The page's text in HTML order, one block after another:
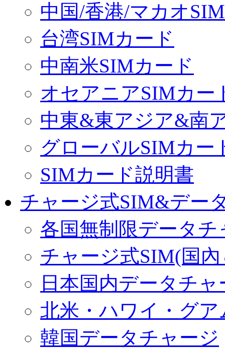
中国/香港/マカオ
台湾SIMカード
中南米SIMカード
オセアニアSIMカー
中東&東アジア&南
グローバルSIMカー
SIMカード説明書
チャージ式SIM&デー
各国無制限データチ
チャージ式SIM(国
日本国内データチャ
北米・ハワイ・グ
韓国データチャージ